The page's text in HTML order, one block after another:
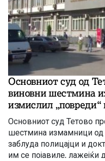
Основниот суд од
виновни шестмина
измислил „повреди“
сообраќајка
Основниот суд Тетово
шестмина измамници од
заблуда полицајци и
им се појавиле, лажејќи